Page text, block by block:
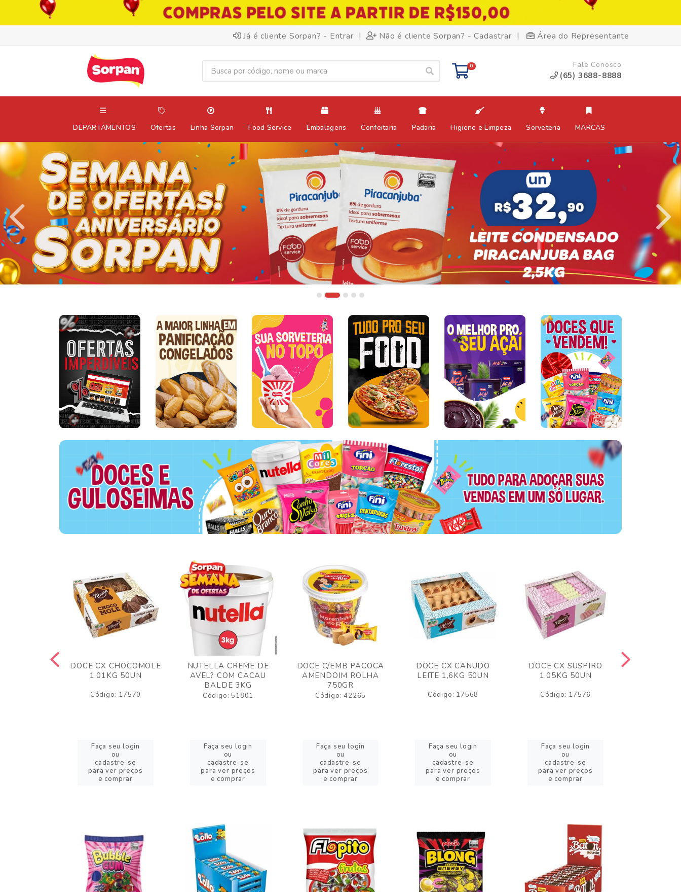
Já é cliente Sorpan? - Entrar | Não é cliente Sorpan? - Cadastrar | Área do Representante
0 Fale Conosco
(65) 3688-8888
DEPARTAMENTOS Ofertas Linha Sorpan Food Service Embalagens Confeitaria Padaria Higiene e Limpeza Sorveteria MARCAS
DOCE CX CHOCOMOLE
1,01KG 50UN
Código: 17570
Faça seu login
ou
cadastre-se
para ver preços
e comprar
NUTELLA CREME DE
AVEL? COM CACAU
BALDE 3KG
Código: 51801
Faça seu login
ou
cadastre-se
para ver preços
e comprar
DOCE C/EMB PACOCA
AMENDOIM ROLHA
750GR
Código: 42265
Faça seu login
ou
cadastre-se
para ver preços
e comprar
DOCE CX CANUDO
LEITE 1,6KG 50UN
Código: 17568
Faça seu login
ou
cadastre-se
para ver preços
e comprar
DOCE CX SUSPIRO
1,05KG 50UN
Código: 17576
Faça seu login
ou
cadastre-se
para ver preços
e comprar